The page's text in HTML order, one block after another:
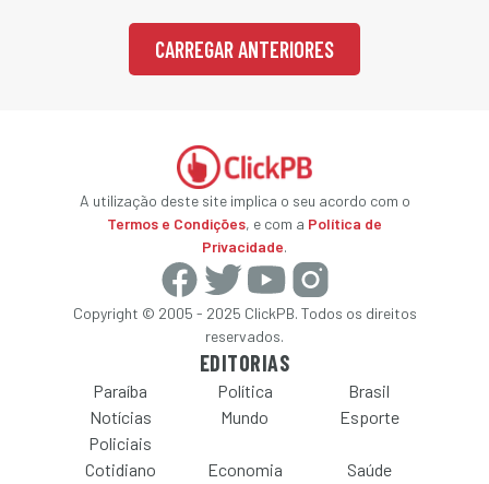
CARREGAR ANTERIORES
A utilização deste site implica o seu acordo com o
Termos e Condições, e com a Política de
Privacidade.
Copyright © 2005 - 2025 ClickPB. Todos os direitos
reservados.
EDITORIAS
Paraíba Política
Brasil
Notícias
Policiais
Mundo Esporte
Cotidiano Economia Saúde